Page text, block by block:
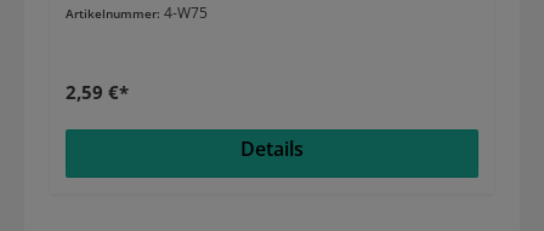
Artikelnummer: 4-W75
2,59 €*
Details